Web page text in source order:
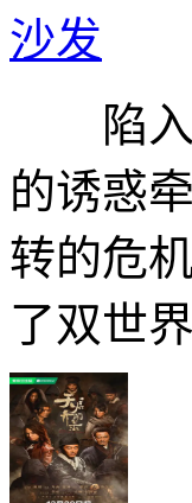
沙发
陷入
的诱惑
转的危
了双世